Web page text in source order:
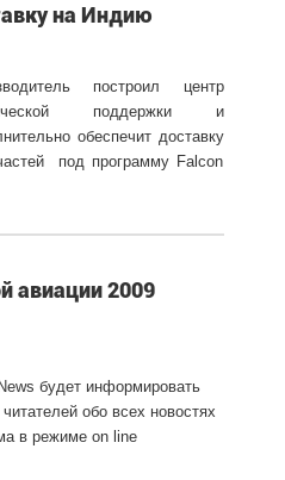
на Индию
построил центр
поддержки и
обеспечит доставку
под программу Falcon
авиации 2009
будет информировать
обо всех новостях
в режиме on line